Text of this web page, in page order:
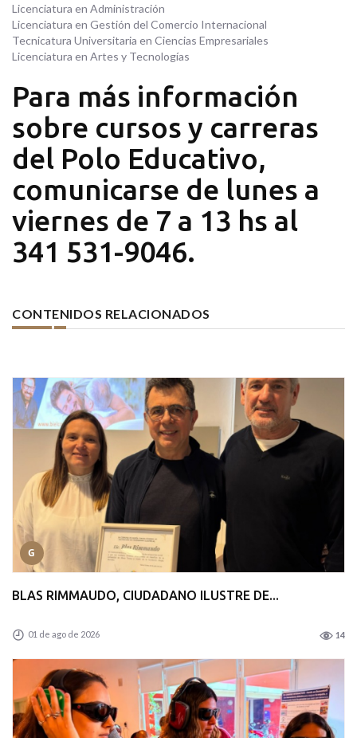
Licenciatura en Administración
Licenciatura en Gestión del Comercio Internacional
Tecnicatura Universitaria en Ciencias Empresariales
Licenciatura en Artes y Tecnologías
Para más información
sobre cursos y carreras
del Polo Educativo,
comunicarse de lunes a
viernes de 7 a 13 hs al
341 531-9046.
CONTENIDOS RELACIONADOS
G
BLAS RIMMAUDO, CIUDADANO ILUSTRE DE...
01 de ago de 2026 14